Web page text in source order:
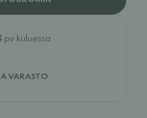
pv kuluessa
VARASTO